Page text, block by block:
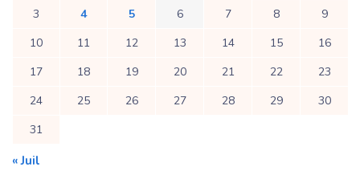
3
4 5 6 7 8
9
10
11 12 13 14 15
16
17
18 19 20 21 22
23
24
25 26 27 28 29
30
31
« Juil